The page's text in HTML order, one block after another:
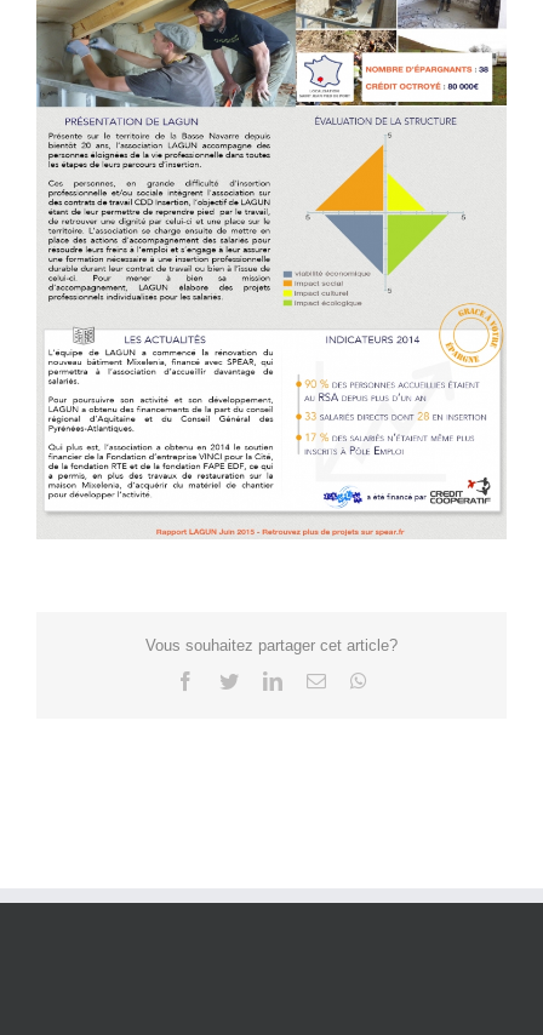
Vous souhaitez partager cet article?
Facebook
TwitterLinkedIn
Email